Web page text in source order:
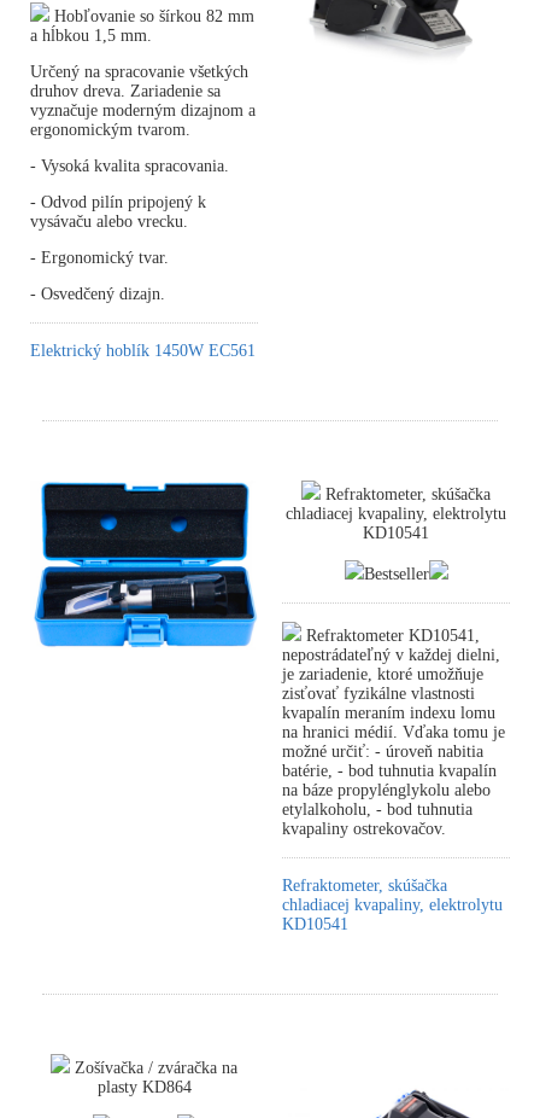
Hobľovanie so šírkou 82 mm
a hĺbkou 1,5 mm.
Určený na spracovanie všetkých
druhov dreva. Zariadenie sa
vyznačuje moderným dizajnom a
ergonomickým tvarom.
- Vysoká kvalita spracovania.
- Odvod pilín pripojený k
vysávaču alebo vrecku.
- Ergonomický tvar.
- Osvedčený dizajn.
Elektrický hoblík 1450W EC561
Refraktometer, skúšačka
chladiacej kvapaliny, elektrolytu
KD10541
Bestseller
Refraktometer KD10541,
nepostrádateľný v každej dielni,
je zariadenie, ktoré umožňuje
zisťovať fyzikálne vlastnosti
kvapalín meraním indexu lomu
na hranici médií. Vďaka tomu je
možné určiť: - úroveň nabitia
batérie, - bod tuhnutia kvapalín
na báze propylénglykolu alebo
etylalkoholu, - bod tuhnutia
kvapaliny ostrekovačov.
Refraktometer, skúšačka
chladiacej kvapaliny, elektrolytu
KD10541
Zošívačka / zváračka na
plasty KD864